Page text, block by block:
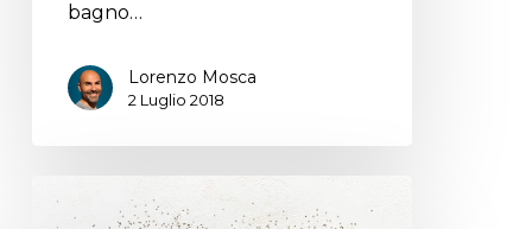
bagno…
Lorenzo Mosca
2 Luglio 2018